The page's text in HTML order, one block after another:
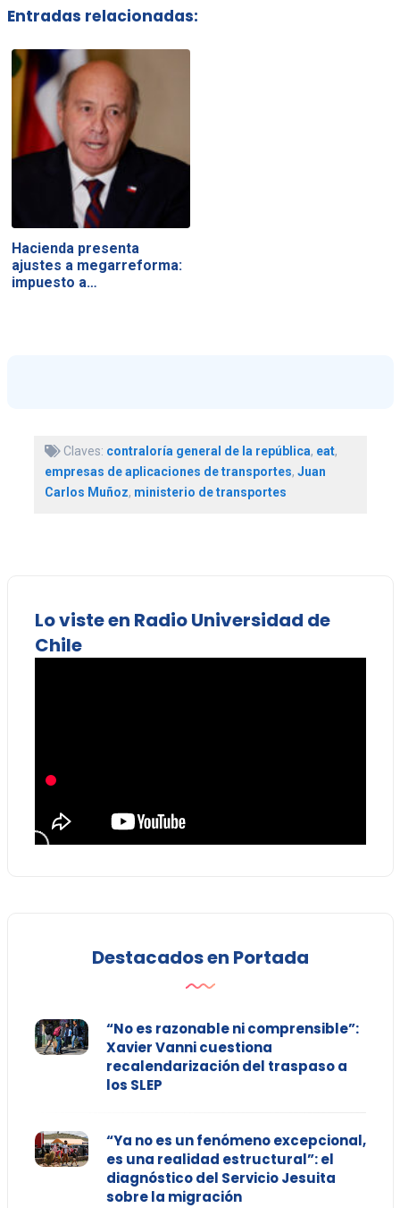
Entradas relacionadas:
Hacienda presenta
ajustes a megarreforma:
impuesto a…
Claves: contraloría general de la república, eat,
empresas de aplicaciones de transportes, Juan
Carlos Muñoz, ministerio de transportes
Lo viste en Radio Universidad de
Chile
Destacados en Portada
“No es razonable ni comprensible”:
Xavier Vanni cuestiona
recalendarización del traspaso a
los SLEP
“Ya no es un fenómeno excepcional,
es una realidad estructural”: el
diagnóstico del Servicio Jesuita
sobre la migración